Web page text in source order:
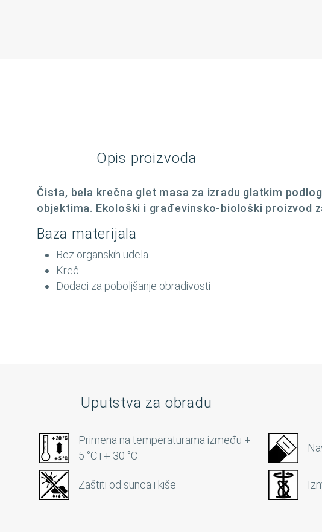
Opis proizvoda
Čista, bela krečna glet masa za izradu glatkim
objektima. Ekološki i građevinsko-biološki proizvod
Baza materijala
Bez organskih udela
Kreč
Dodaci za poboljšanje obradivosti
Uputstva za obradu
Primena na temperaturama između +
5 °C i + 30 °C
Zaštiti od sunca i kiše